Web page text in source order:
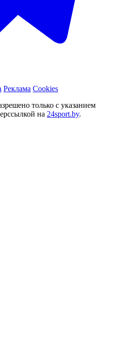
Реклама Cookies
только с указанием
на 24sport.by.